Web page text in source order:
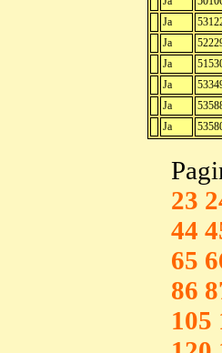
Ja
Ja
Ja
Ja
Ja
Ja
23
44
65
86
105